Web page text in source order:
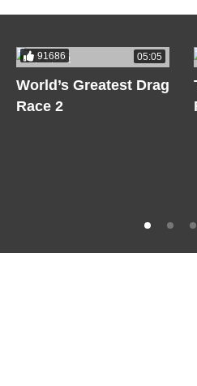
91686 05:05
World’s Greatest Drag
Race 2